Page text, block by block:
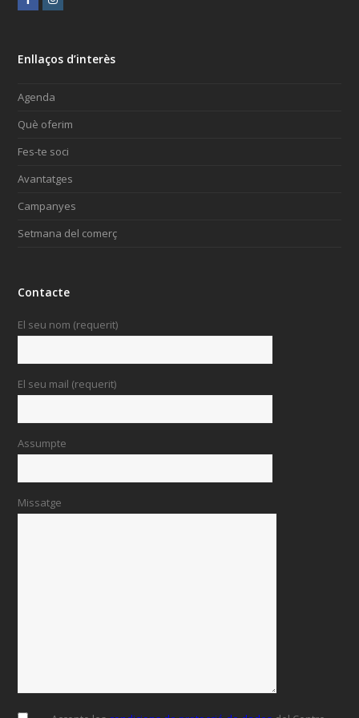
Enllaços d’interès
Agenda
Què oferim
Fes-te soci
Avantatges
Campanyes
Setmana del comerç
Contacte
El seu nom (requerit)
El seu mail (requerit)
Assumpte
Missatge